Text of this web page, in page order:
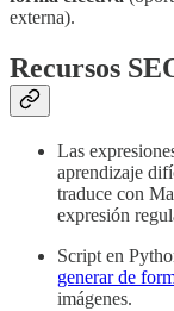
externa).
Recursos
Las
aprendizaje
traduce con
expresión
Script en
generar de
imágenes.